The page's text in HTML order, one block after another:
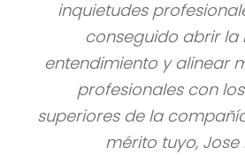
inquietudes
conseguido abrir la
entendimiento y alinear
profesionales con
superiores de la
mérito tuyo, Jose